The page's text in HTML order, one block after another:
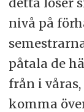
nivå på
påtala de
från i
komma